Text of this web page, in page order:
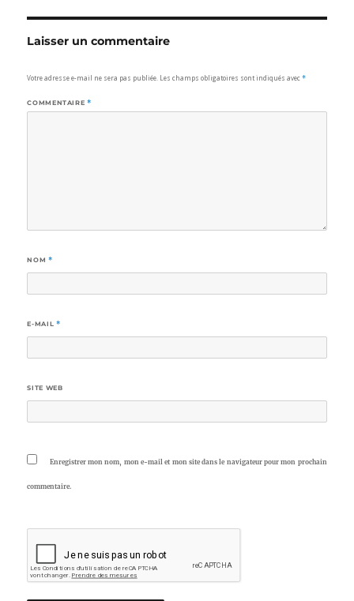
Laisser un commentaire
Votre adresse e-mail ne sera pas publiée. Les champs obligatoires sont indiqués avec*
COMMENTAIRE *
NOM *
E-MAIL *
SITE WEB
Enregistrer mon nom, mon e-mail et mon site dans le navigateur pour mon prochain
commentaire.